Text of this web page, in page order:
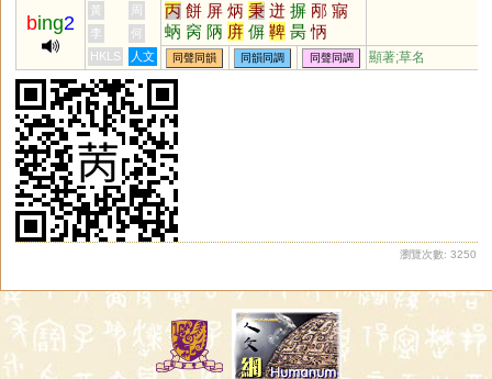
bing2
黃 周 丙 餅 屏 炳 秉 迸 摒 邴 寎
蛃 窉 陃 庰 偋 鞞 昺 怲
李
何
HKLS
人文 同聲同韻 同韻同調 同聲同調 顯著;草名
瀏覽次數: 3250